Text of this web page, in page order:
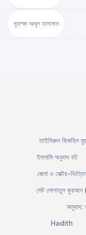
মুহাম্মদ আবুল হাসানাত
তাইসিরুল ফিকহিল
ইসলামি অনুবাদ বই
জেলা ও সেক্টর-
সেট লোগাতুল কুরআন
অনুবাদ:
Hadith